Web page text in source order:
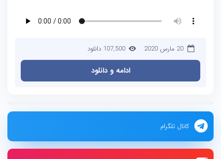
20 مارس 2020 107,500 دانلود
ادامه و دانلود
کانال تلگرام